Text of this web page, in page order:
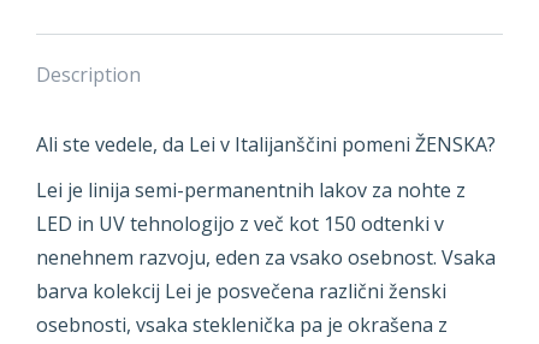
Description
Ali ste vedele, da Lei v Italijanščini pomeni ŽENSKA?
Lei je linija semi-permanentnih lakov za nohte z
LED in UV tehnologijo z več kot 150 odtenki v
nenehnem razvoju, eden za vsako osebnost. Vsaka
barva kolekcij Lei je posvečena različni ženski
osebnosti, vsaka steklenička pa je okrašena z